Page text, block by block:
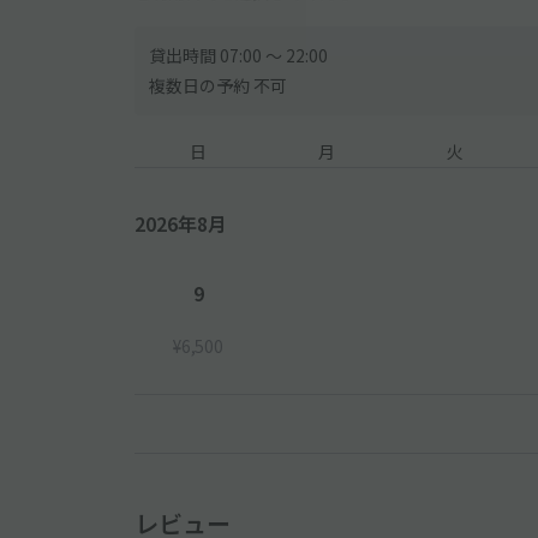
〇夜は、駐車位置がわかりづらくなります。駐車時
〇混雑状況などによりご案内ルートや駐車場の変更
貸出時間 07:00 〜 22:00
複数日の予約 不可
日 月 火
2026年8月
9
¥6,500
レビュー